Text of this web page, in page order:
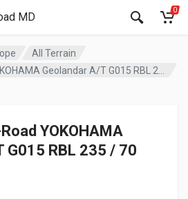
0
All Terrain
YOKOHAMA
G015 RBL 235 / 70